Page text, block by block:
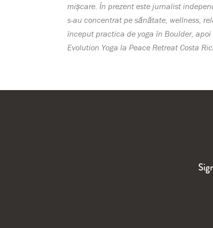
mișcare. În prezent este jurnalist
s-au concentrat pe sănătate, wellness,
început practica de yoga în Boulder,
Evolution Yoga la Peace Retreat Costa